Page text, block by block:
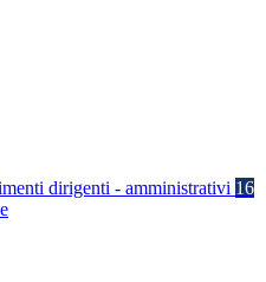
dirigenti - amministrativi 16